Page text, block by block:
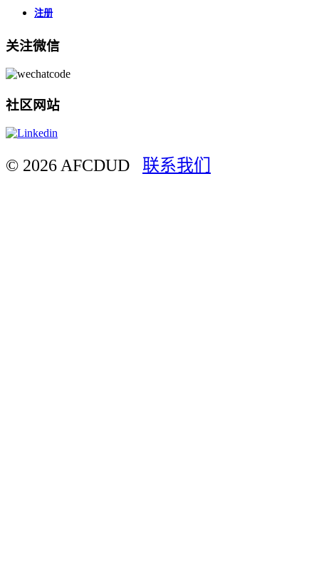
注册
关注微信
社区网站
© 2026 AFCDUD 联系我们